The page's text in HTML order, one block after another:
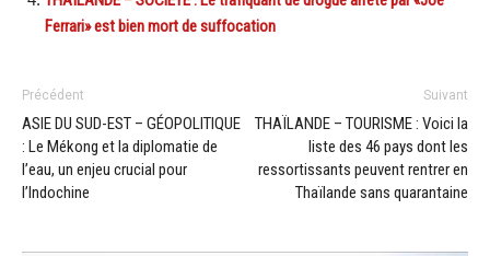
Ferrari» est bien mort de suffocation
Précédent
ASIE DU SUD-EST – GÉOPOLITIQUE
: Le Mékong et la diplomatie de
l’eau, un enjeu crucial pour
l’Indochine
Suivant
THAÏLANDE – TOURISME : Voici la
liste des 46 pays dont les
ressortissants peuvent rentrer en
Thaïlande sans quarantaine